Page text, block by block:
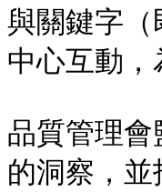
與關鍵字
中心互動
品質管理
的洞察，並